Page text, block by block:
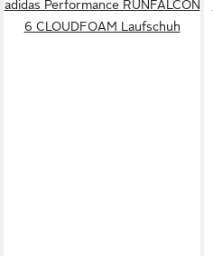
adidas Performance RUNFALCON
6 CLOUDFOAM Laufschuh